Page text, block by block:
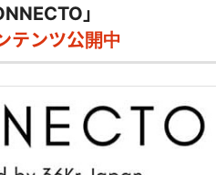
」
テンツ公開中